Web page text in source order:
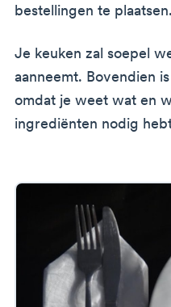
bestellingen te
Je keuken zal soepel
aanneemt. Bovendien
omdat je weet wat en
ingrediënten nodig